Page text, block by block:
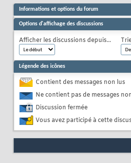
Informations et options du forum
Options d'affichage des discussions
Afficher les discussions depuis...
Légende des icônes
Contient des messages non lus
Ne contient pas de messages
Discussion fermée
Vous avez participé à cette